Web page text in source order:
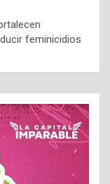
feminicidios